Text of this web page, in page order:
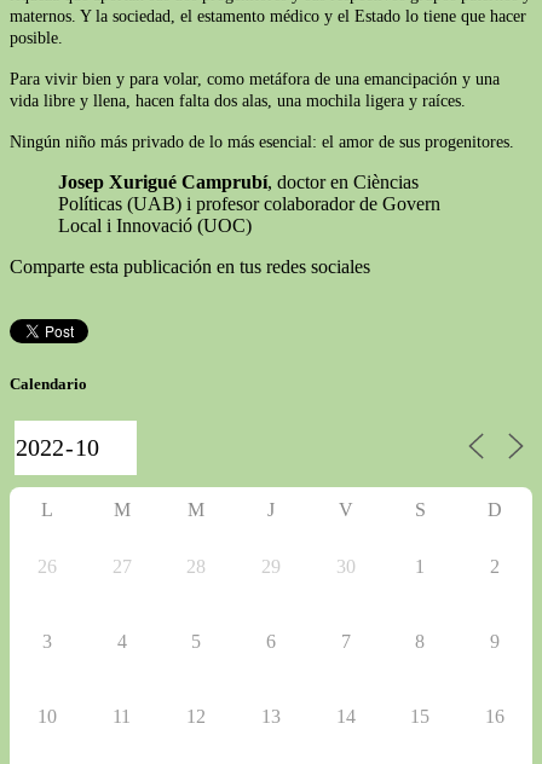
maternos. Y la sociedad, el estamento médico y el Estado lo tiene que hacer
posible.
Para vivir bien y para volar, como metáfora de una emancipación y una
vida libre y llena, hacen falta dos alas, una mochila ligera y raíces.
Ningún niño más privado de lo más esencial: el amor de sus progenitores.
Josep Xurigué Camprubí, doctor en Cièncias
Políticas (UAB) i profesor colaborador de Govern
Local i Innovació (UOC)
Comparte esta publicación en tus redes sociales
Calendario
L M M J V S D
26 27 28 29 30 1 2
3 4 5 6 7 8 9
10 11 12 13 14 15 16